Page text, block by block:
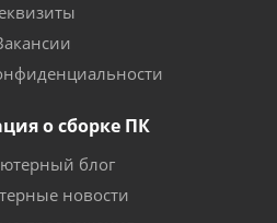
о сборке ПК
блог
новости